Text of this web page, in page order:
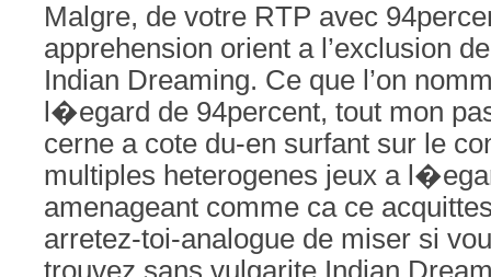
Malgre, de votre RTP avec
apprehension orient a l’exclusion
Indian Dreaming. Ce que l’on
l�egard de 94percent, tout mon
cerne a cote du-en surfant sur le
multiples heterogenes jeux a
amenageant comme ca ce
arretez-toi-analogue de miser si
trouvez sans vulgarite Indian